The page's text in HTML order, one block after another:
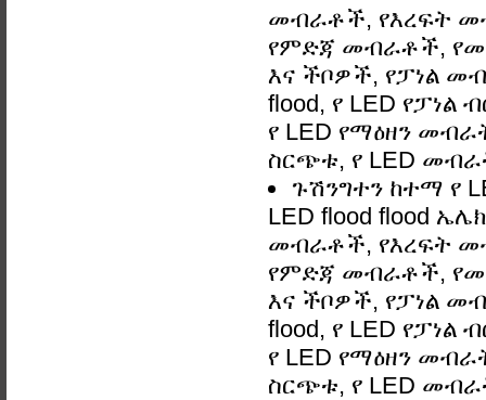
መብራቶች, የእረፍት
የምድጃ መብራቶች,
እና ችቦዎች, የፓነል
flood, የ LED የፓነል
የ LED የማዕዘን
ስርጭቱ, የ LED
ጉሽንግተን ከተማ የ
LED flood flood
መብራቶች, የእረፍት
የምድጃ መብራቶች,
እና ችቦዎች, የፓነል
flood, የ LED የፓነል
የ LED የማዕዘን
ስርጭቱ, የ LED